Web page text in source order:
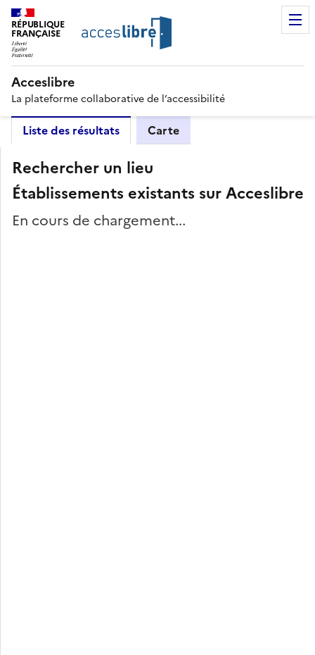
RÉPUBLIQUE
FRANÇAISE
Acceslibre
La plateforme collaborative de l’accessibilité
Liste des résultats Carte
Rechercher un lieu
Établissements existants sur Acceslibre
En cours de chargement...